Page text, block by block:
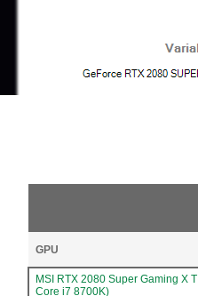
GPU
MSI RTX 2080 Super Gaming X
Core i7 8700K)